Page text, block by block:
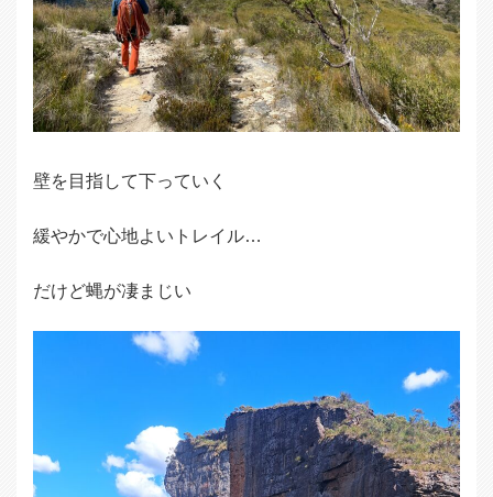
壁を目指して下っていく
緩やかで心地よいトレイル…
だけど蝿が凄まじい